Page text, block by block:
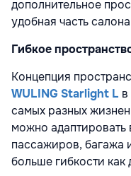
дополнительное
удобная часть
Гибкое
Концепция
WULING Starlight L
самых разных
можно адаптировать
пассажиров, багажа
больше гибкости